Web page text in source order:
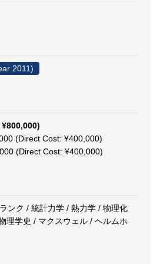
2011)
(Direct Cost: ¥400,000)
(Direct Cost: ¥400,000)
ンク / 統計力学 / 熱力学 / 物理化
理学史 / マクスウェル / ヘルムホ